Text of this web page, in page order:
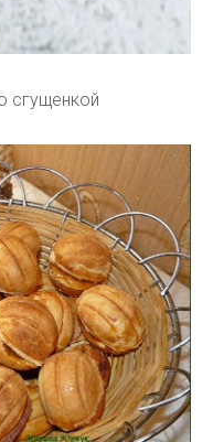
сгущенкой